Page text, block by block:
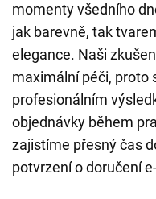
momenty všedního
jak barevně, tak
elegance. Naši
maximální péči, proto
profesionálním
objednávky během
zajistíme přesný čas
potvrzení o doručení